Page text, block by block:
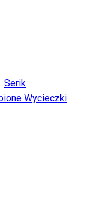
Serik
Wycieczki